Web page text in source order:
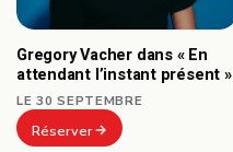
Gregory Vacher dans « En
attendant l’instant présent »
LE 30 SEPTEMBRE
Réserver